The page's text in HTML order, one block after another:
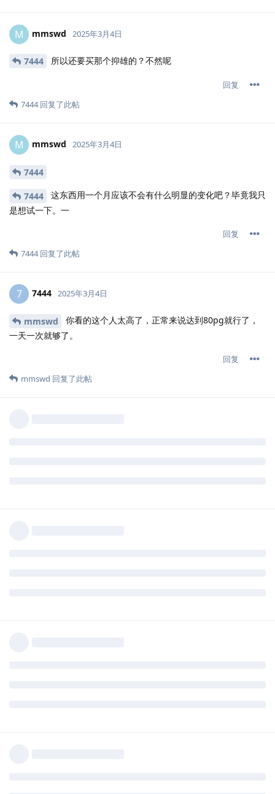
M mmswd 2025年3月4日
7444 所以还要买那个抑雄的？不然呢
回复
7444回复了此帖
M mmswd 2025年3月4日
7444
7444
这东西用一个月应该不会有什么明显的变化吧？毕竟我只
是想试一下。一
回复
7444回复了此帖
7 7444 2025年3月4日
mmswd
你看的这个人太高了，正常来说达到80pg就行了，
一天一次就够了。
回复
mmswd 回复了此帖